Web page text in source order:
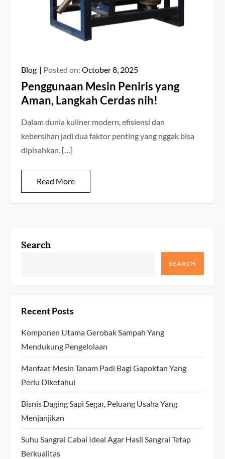
Blog Posted on:October 8, 2025
Penggunaan Mesin Peniris yang
Aman, Langkah Cerdas nih!
Dalam dunia kuliner modern, efisiensi dan
kebersihan jadi dua faktor penting yang nggak bisa
dipisahkan. […]
Read More
Search
SEARCH
Recent Posts
Komponen Utama Gerobak Sampah Yang
Mendukung Pengelolaan
Manfaat Mesin Tanam Padi Bagi Gapoktan Yang
Perlu Diketahui
Bisnis Daging Sapi Segar, Peluang Usaha Yang
Menjanjikan
Suhu Sangrai Cabai Ideal Agar Hasil Sangrai Tetap
Berkualitas